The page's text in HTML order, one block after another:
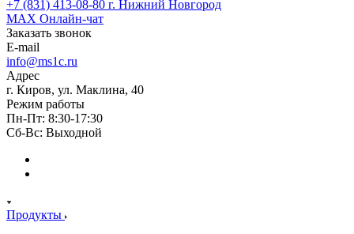
+7 (831) 413-08-80 г. Нижний Новгород
MAX Онлайн-чат
Заказать звонок
E-mail
info@ms1c.ru
Адрес
г. Киров, ул. Маклина, 40
Режим работы
Пн-Пт: 8:30-17:30
Cб-Вс: Выходной
Продукты